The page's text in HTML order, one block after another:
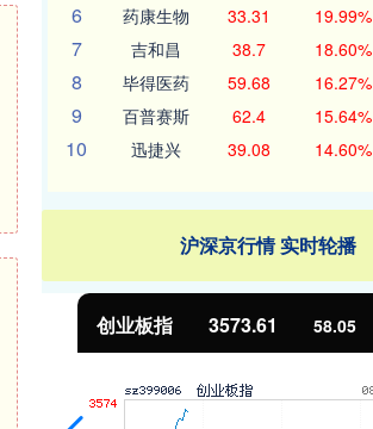
6 药康生物 33.31 19.99%
7 吉和昌 38.7 18.60%
8 毕得医药 59.68 16.27%
9 百普赛斯 62.4 15.64%
10 迅捷兴 39.08 14.60%
沪深京行情 实时轮播
基金指数 7234.87 5.07